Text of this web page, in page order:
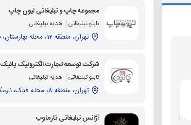
مجموعه چاپ و تبلیغاتی لیون چاپ
تابلو تبلیغاتی هدیه تبلیغاتی
تهران، منطقه 12، محله بهارستان، خیابان جمهوری
شرکت توسعه تجارت الکترونیک پانیک
تابلو تبلیغاتی هدیه تبلیغاتی
تهران، منطقه 8، محله فدک، نارمک
آژانس تبلیغاتی تارماوب